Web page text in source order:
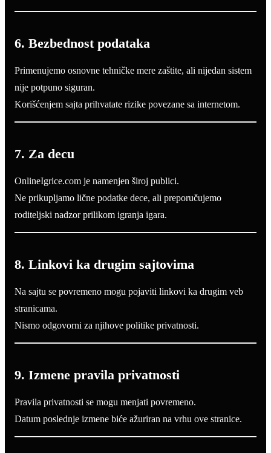
6. Bezbednost podataka
Primenujemo osnovne tehničke mere zaštite, ali nijedan sistem
nije potpuno siguran.
Korišćenjem sajta prihvatate rizike povezane sa internetom.
7. Za decu
OnlineIgrice.com je namenjen široj publici.
Ne prikupljamo lične podatke dece, ali preporučujemo
roditeljski nadzor prilikom igranja igara.
8. Linkovi ka drugim sajtovima
Na sajtu se povremeno mogu pojaviti linkovi ka drugim veb
stranicama.
Nismo odgovorni za njihove politike privatnosti.
9. Izmene pravila privatnosti
Pravila privatnosti se mogu menjati povremeno.
Datum poslednje izmene biće ažuriran na vrhu ove stranice.